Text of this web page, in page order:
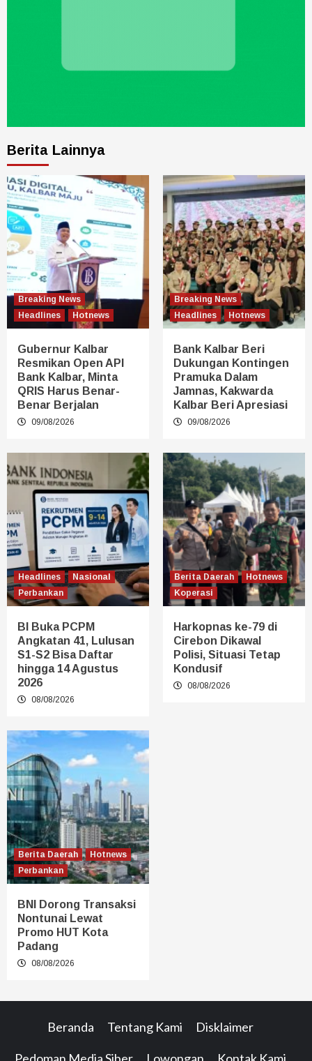
Berita Lainnya
Breaking News
Headlines
Hotnews
Gubernur Kalbar
Resmikan Open API
Bank Kalbar, Minta
QRIS Harus Benar-
Benar Berjalan
09/08/2026
Breaking News
Headlines
Hotnews
Bank Kalbar Beri
Dukungan Kontingen
Pramuka Dalam
Jamnas, Kakwarda
Kalbar Beri Apresiasi
09/08/2026
Headlines
Nasional
Perbankan
BI Buka PCPM
Angkatan 41, Lulusan
S1-S2 Bisa Daftar
hingga 14 Agustus
2026
08/08/2026
Berita Daerah
Hotnews
Koperasi
Harkopnas ke-79 di
Cirebon Dikawal
Polisi, Situasi Tetap
Kondusif
08/08/2026
Berita Daerah
Hotnews
Perbankan
BNI Dorong Transaksi
Nontunai Lewat
Promo HUT Kota
Padang
08/08/2026
Beranda Tentang Kami Disklaimer
Pedoman Media Siber Lowongan Kontak Kami